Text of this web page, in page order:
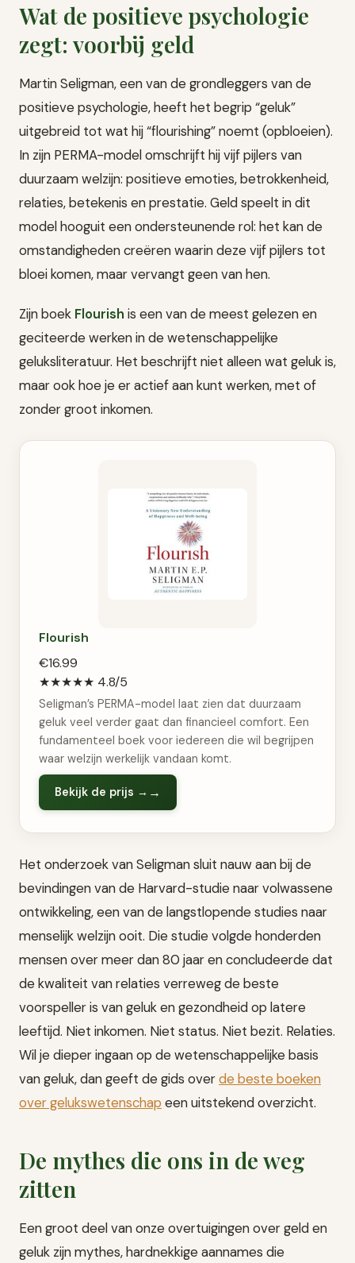
Wat de positieve psychologie
zegt: voorbij geld
Martin Seligman, een van de grondleggers van de
positieve psychologie, heeft het begrip “geluk”
uitgebreid tot wat hij “flourishing” noemt (opbloeien).
In zijn PERMA-model omschrijft hij vijf pijlers van
duurzaam welzijn: positieve emoties, betrokkenheid,
relaties, betekenis en prestatie. Geld speelt in dit
model hooguit een ondersteunende rol: het kan de
omstandigheden creëren waarin deze vijf pijlers tot
bloei komen, maar vervangt geen van hen.
Zijn boek Flourish is een van de meest gelezen en
geciteerde werken in de wetenschappelijke
geluksliteratuur. Het beschrijft niet alleen wat geluk is,
maar ook hoe je er actief aan kunt werken, met of
zonder groot inkomen.
Flourish
€16.99
★★★★★ 4.8/5
Seligman’s PERMA-model laat zien dat duurzaam
geluk veel verder gaat dan financieel comfort. Een
fundamenteel boek voor iedereen die wil begrijpen
waar welzijn werkelijk vandaan komt.
Bekijk de prijs →
Het onderzoek van Seligman sluit nauw aan bij de
bevindingen van de Harvard-studie naar volwassene
ontwikkeling, een van de langstlopende studies naar
menselijk welzijn ooit. Die studie volgde honderden
mensen over meer dan 80 jaar en concludeerde dat
de kwaliteit van relaties verreweg de beste
voorspeller is van geluk en gezondheid op latere
leeftijd. Niet inkomen. Niet status. Niet bezit. Relaties.
Wil je dieper ingaan op de wetenschappelijke basis
van geluk, dan geeft de gids overde beste boeken
over gelukswetenschap een uitstekend overzicht.
De mythes die ons in de weg
zitten
Een groot deel van onze overtuigingen over geld en
geluk zijn mythes, hardnekkige aannames die